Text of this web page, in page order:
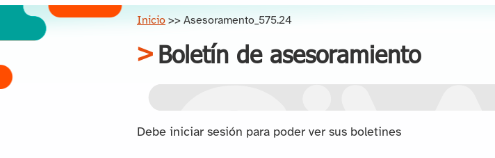
Inicio >> Asesoramento_575.24
Boletín de asesoramiento
Debe iniciar sesión para poder ver sus boletines